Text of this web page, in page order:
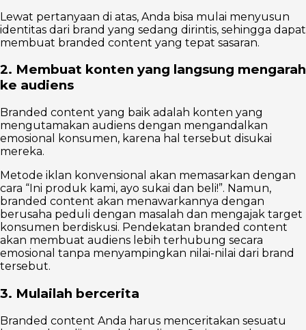
Lewat pertanyaan di atas, Anda bisa mulai menyusun
identitas dari brand yang sedang dirintis, sehingga dapat
membuat branded content yang tepat sasaran.
2. Membuat konten yang langsung mengarah
ke audiens
Branded content yang baik adalah konten yang
mengutamakan audiens dengan mengandalkan
emosional konsumen, karena hal tersebut disukai
mereka.
Metode iklan konvensional akan memasarkan dengan
cara “Ini produk kami, ayo sukai dan beli!”. Namun,
branded content akan menawarkannya dengan
berusaha peduli dengan masalah dan mengajak target
konsumen berdiskusi. Pendekatan branded content
akan membuat audiens lebih terhubung secara
emosional tanpa menyampingkan nilai-nilai dari brand
tersebut.
3. Mulailah bercerita
Branded content Anda harus menceritakan sesuatu